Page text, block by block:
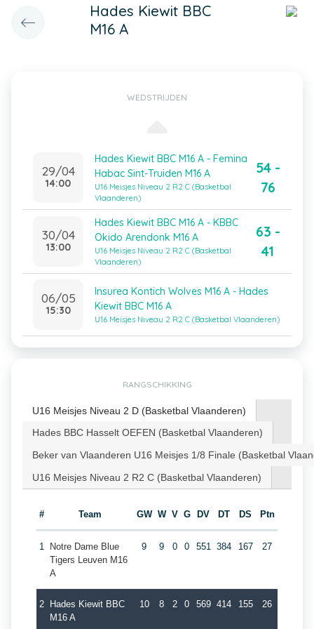
Hades Kiewit BBC
M16 A
WEDSTRIJDEN
29/04
14:00
Hades Kiewit BBC M16 A - Femina
Habac Sint-Truiden M16 A
U16 Meisjes Niveau 2 R2 C (Basketbal
Vlaanderen)
54 -
76
30/04
13:00
Hades Kiewit BBC M16 A - KBBC
Okido Arendonk M16 A
U16 Meisjes Niveau 2 R2 C (Basketbal
Vlaanderen)
63 -
41
06/05
15:30
Insurea Kontich Wolves M16 A - Hades
Kiewit BBC M16 A
U16 Meisjes Niveau 2 R2 C (Basketbal Vlaanderen)
RANGSCHIKKING
U16 Meisjes Niveau 2 D (Basketbal Vlaanderen)
Hades BBC Hasselt OEFEN (Basketbal Vlaanderen)
Beker van Vlaanderen U16 Meisjes 1/8 Finale (Basketbal
U16 Meisjes Niveau 2 R2 C (Basketbal Vlaanderen)
# Team GW W V G DV DT DS Ptn
1
Notre Dame Blue
Tigers Leuven M16
A
9 9 0 0 551 384 167 27
2
Hades Kiewit BBC
M16 A
10 8 2 0 569 414 155 26